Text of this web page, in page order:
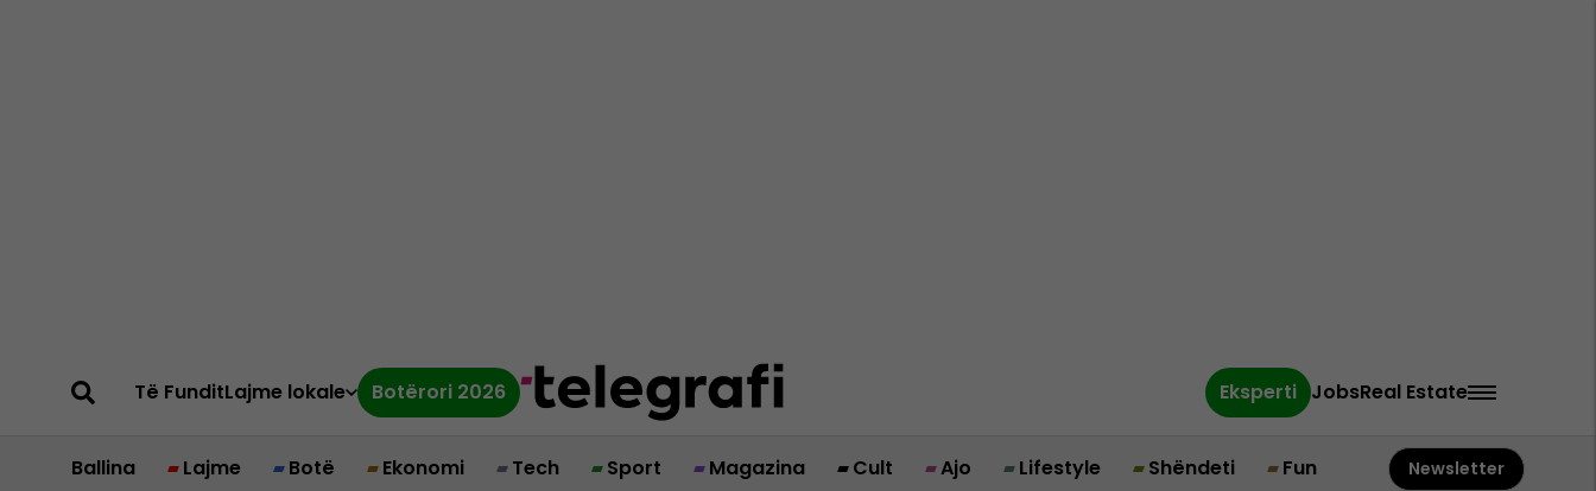
Të FunditLajme lokale Botërori 2026 Eksperti JobsReal Estate
Ballina Lajme Botë Ekonomi Tech Sport Magazina Cult Ajo Lifestyle Shëndeti Fun Newsletter